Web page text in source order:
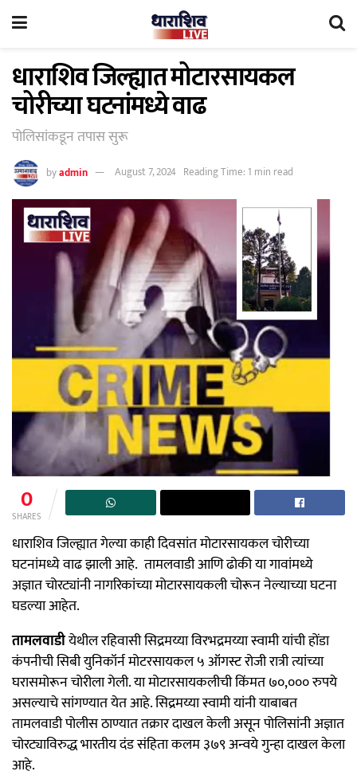
धाराशिव जिल्ह्यात मोटारसायकल
चोरीच्या घटनांमध्ये वाढ
पोलिसांकडून तपास सुरू
byadmin August 7, 2024 Reading Time: 1 min read
0
SHARES
धाराशिव जिल्ह्यात गेल्या काही दिवसांत मोटारसायकल चोरीच्या
घटनांमध्ये वाढ झाली आहे. तामलवाडी आणि ढोकी या गावांमध्ये
अज्ञात चोरट्यांनी नागरिकांच्या मोटारसायकली चोरून नेल्याच्या घटना
घडल्या आहेत.
तामलवाडीयेथील रहिवासी सिद्रमय्या विरभद्रमय्या स्वामी यांची होंडा
कंपनीची सिबी युनिकॉर्न मोटरसायकल ५ ऑगस्ट रोजी रात्री त्यांच्या
घरासमोरून चोरीला गेली. या मोटारसायकलीची किंमत ७०,००० रुपये
असल्याचे सांगण्यात येत आहे. सिद्रमय्या स्वामी यांनी याबाबत
तामलवाडी पोलीस ठाण्यात तक्रार दाखल केली असून पोलिसांनी अज्ञात
चोरट्याविरुद्ध भारतीय दंड संहिता कलम ३७९ अन्वये गुन्हा दाखल केला
आहे.